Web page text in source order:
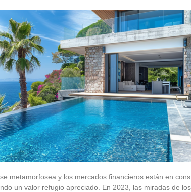
metamorfosea y los mercados financieros están en
un valor refugio apreciado. En 2023, las miradas de los